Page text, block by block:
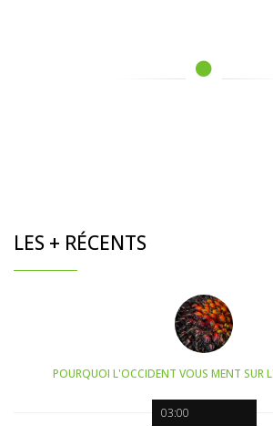
LES + RÉCENTS
03:00
POURQUOI L'OCCIDENT VOUS MENT SUR